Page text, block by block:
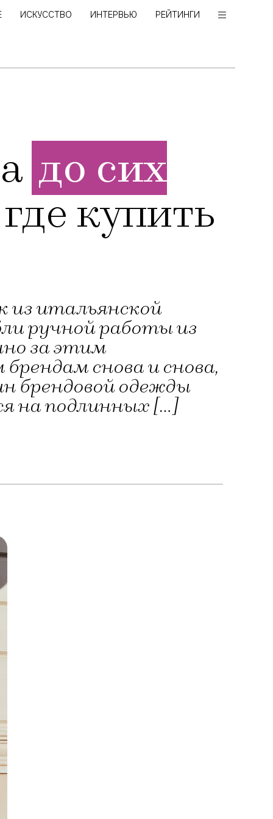
ИСКУССТВО ИНТЕРВЬЮ РЕЙТИНГИ
до сих
купить
из итальянской
ручной работы из
за этим
снова и снова,
брендовой одежды
на подлинных […]